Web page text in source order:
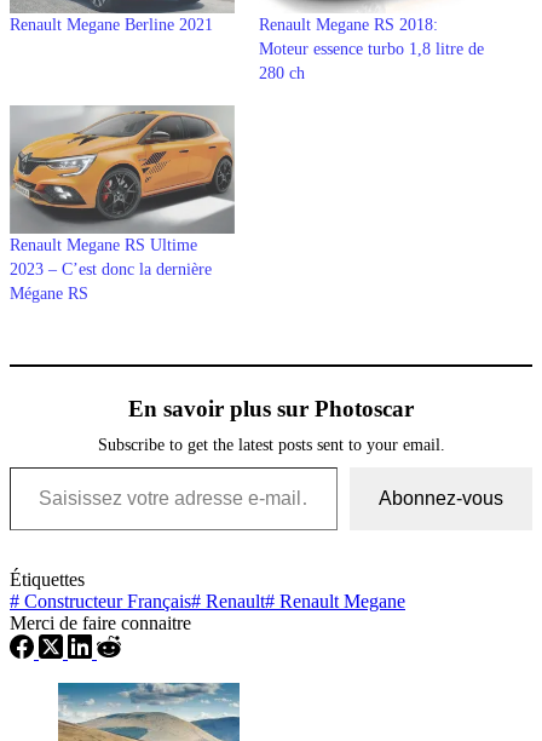
Renault Megane Berline 2021
Renault Megane RS 2018:
Moteur essence turbo 1,8 litre de
280 ch
Renault Megane RS Ultime
2023 – C’est donc la dernière
Mégane RS
En savoir plus sur Photoscar
Subscribe to get the latest posts sent to your email.
Saisissez votre adresse e-mail…
Abonnez-vous
Étiquettes
# Constructeur Français# Renault# Renault Megane
Merci de faire connaitre